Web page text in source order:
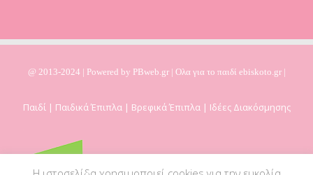
@ 2013-2024 | Powered by PBweb.gr | Ολα για το παιδί ebiskoto.gr |
Παιδί | Παιδικά Έπιπλα | Βρεφικά Έπιπλα | Ιδέες Διακόσμησης